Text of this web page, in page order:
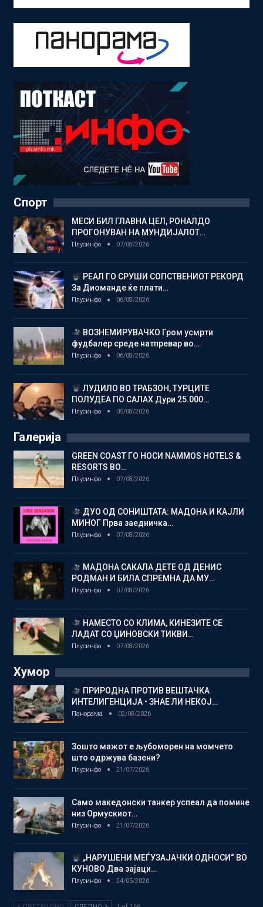
Спорт
МЕСИ БИЛ ГЛАВНА ЦЕЛ, РОНАЛДО
ПРОГОНУВАН НА МУНДИЈАЛОТ…
Плусинфо 07/08/2026
РЕАЛ ГО СРУШИ СОПСТВЕНИОТ РЕКОРД
За Диоманде ќе плати…
Плусинфо 06/08/2026
ВОЗНЕМИРУВАЧКО Гром усмрти
фудбалер среде натпревар во…
Плусинфо 06/08/2026
ЛУДИЛО ВО ТРАБЗОН, ТУРЦИТЕ
ПОЛУДЕА ПО САЛАХ Дури 25.000…
Плусинфо 05/08/2026
Галерија
GREEN COAST ГО НОСИ NAMMOS HOTELS &
RESORTS ВО…
Плусинфо 07/08/2026
ДУО ОД СОНИШТАТА: МАДОНА И КАЈЛИ
МИНОГ Прва заедничка…
Плусинфо 07/08/2026
МАДОНА САКАЛА ДЕТЕ ОД ДЕНИС
РОДМАН И БИЛА СПРЕМНА ДА МУ…
Плусинфо 07/08/2026
НАМЕСТО СО КЛИМА, КИНЕЗИТЕ СЕ
ЛАДАТ СО ЏИНОВСКИ ТИКВИ…
Плусинфо 07/08/2026
Хумор
ПРИРОДНА ПРОТИВ ВЕШТАЧКА
ИНТЕЛИГЕНЦИЈА • ЗНАЕ ЛИ НЕКОЈ…
Панорама 02/08/2026
Зошто мажот е љубоморен на момчето
што одржува базени?
Плусинфо 21/07/2026
Само македонски танкер успеал да помине
низ Ормускиот…
Плусинфо 21/07/2026
„НАРУШЕНИ МЕЃУЗАЈАЧКИ ОДНОСИ“ ВО
КУНОВО Два зајаци…
Плусинфо 24/05/2026